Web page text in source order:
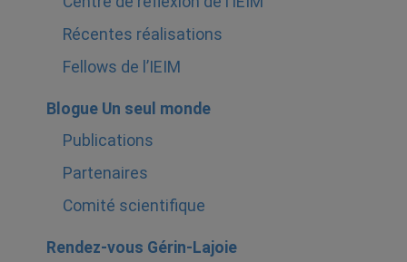
Récentes réalisations
Fellows de l’IEIM
Blogue Un seul monde
Publications
Partenaires
Comité scientifique
Rendez-vous Gérin-Lajoie